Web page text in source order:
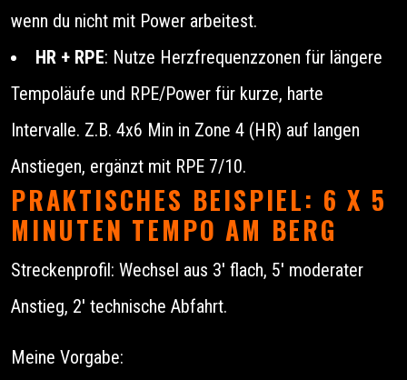
wenn du nicht mit Power arbeitest.
HR + RPE: Nutze Herzfrequenzzonen für längere
Tempoläufe und RPE/Power für kurze, harte
Intervalle. Z.B. 4x6 Min in Zone 4 (HR) auf langen
Anstiegen, ergänzt mit RPE 7/10.
PRAKTISCHES BEISPIEL: 6 X 5
MINUTEN TEMPO AM BERG
Streckenprofil: Wechsel aus 3' flach, 5' moderater
Anstieg, 2' technische Abfahrt.
Meine Vorgabe: